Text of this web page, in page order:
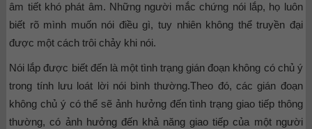
âm tiết khó phát âm. Những người mắc chứng nói lắp, họ luôn
biết rõ mình muốn nói điều gì, tuy nhiên không thể truyền đại
được một cách trôi chảy khi nói.
Nói lắp được biết đến là một tình trạng gián đoạn không có chủ ý
trong tính lưu loát lời nói bình thường.Theo đó, các gián đoạn
không chủ ý có thể sẽ ảnh hưởng đến tình trạng giao tiếp thông
thường, có ảnh hưởng đến khả năng giao tiếp của một người